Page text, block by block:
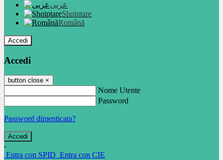
عربى
Shqiptare
Română
Accedi
Accedi
button close ×
Nome Utente
Password
Password dimenticata?
-
Entra con SPID Entra con CIE